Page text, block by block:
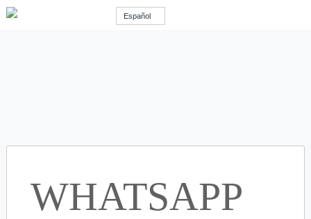
Español
WHATSAPP